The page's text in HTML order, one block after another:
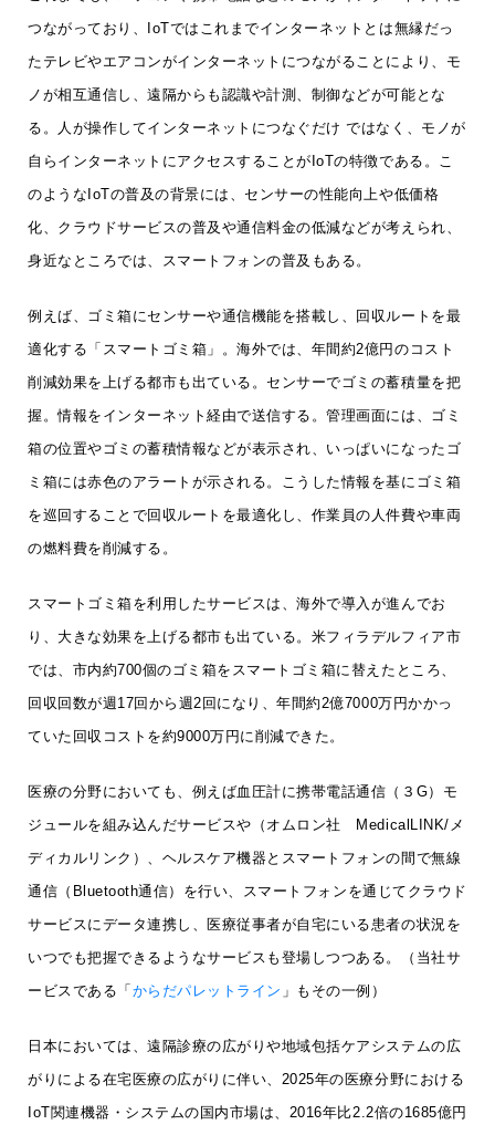
つながっており、IoTではこれまでインターネットとは無縁だっ
たテレビやエアコンがインターネットにつながることにより、モ
ノが相互通信し、遠隔からも認識や計測、制御などが可能とな
る。人が操作してインターネットにつなぐだけ ではなく、モノが
自らインターネットにアクセスすることがIoTの特徴である。こ
のようなIoTの普及の背景には、センサーの性能向上や低価格
化、クラウドサービスの普及や通信料金の低減などが考えられ、
身近なところでは、スマートフォンの普及もある。
例えば、ゴミ箱にセンサーや通信機能を搭載し、回収ルートを最
適化する「スマートゴミ箱」。海外では、年間約2億円のコスト
削減効果を上げる都市も出ている。センサーでゴミの蓄積量を把
握。情報をインターネット経由で送信する。管理画面には、ゴミ
箱の位置やゴミの蓄積情報などが表示され、いっぱいになったゴ
ミ箱には赤色のアラートが示される。こうした情報を基にゴミ箱
を巡回することで回収ルートを最適化し、作業員の人件費や車両
の燃料費を削減する。
スマートゴミ箱を利用したサービスは、海外で導入が進んでお
り、大きな効果を上げる都市も出ている。米フィラデルフィア市
では、市内約700個のゴミ箱をスマートゴミ箱に替えたところ、
回収回数が週17回から週2回になり、年間約2億7000万円かかっ
ていた回収コストを約9000万円に削減できた。
医療の分野においても、例えば血圧計に携帯電話通信（３G）モ
ジュールを組み込んだサービスや（オムロン社 MedicalLINK/メ
ディカルリンク）、ヘルスケア機器とスマートフォンの間で無線
通信（Bluetooth通信）を行い、スマートフォンを通じてクラウド
サービスにデータ連携し、医療従事者が自宅にいる患者の状況を
いつでも把握できるようなサービスも登場しつつある。（当社サ
ービスである「 からだパレットライン 」もその一例）
日本においては、遠隔診療の広がりや地域包括ケアシステムの広
がりによる在宅医療の広がりに伴い、2025年の医療分野における
IoT関連機器・システムの国内市場は、2016年比2.2倍の1685億円